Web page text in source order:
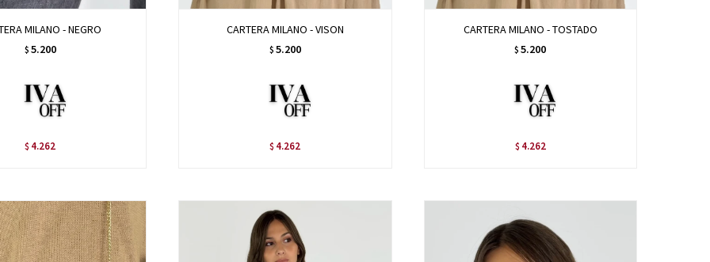
MILANO - NEGRO
$ 5.200
$ 4.262
CARTERA MILANO - VISON
$ 5.200
$ 4.262
CARTERA MILANO - TOSTADO
$ 5.200
$ 4.262